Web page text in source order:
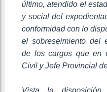
último, atendido el
y social del
conformidad con lo
el sobreseimiento del
de los cargos que en
Civil y Jefe Provincial